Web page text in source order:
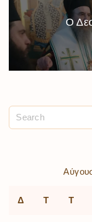
Ο
Δ Τ Τ